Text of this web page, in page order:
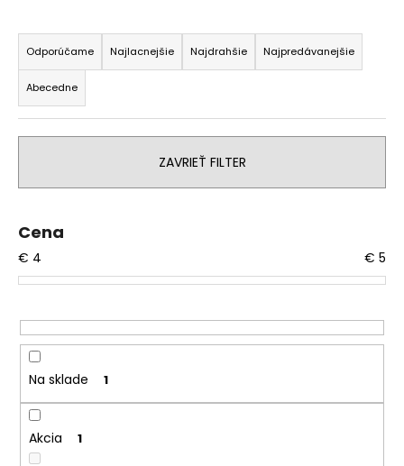
R
a
d
e
n
p
o
d
u
t
o
v
Odporúčame Najlacnejšie Najdrahšie Najpredávanejšie
Abecedne
ZAVRIEŤ FILTER
Cena
€ 4 € 5
Na sklade 1
Akcia 1
s
ť
?
O
d
o
r
ú
m